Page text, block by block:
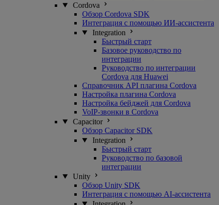
Cordova
Обзор Cordova SDK
Интеграция с помощью ИИ-ассистента
Integration
Быстрый старт
Базовое руководство по
интеграции
Руководство по интеграции
Cordova для Huawei
Справочник API плагина Cordova
Настройка плагина Cordova
Настройка бейджей для Cordova
VoIP-звонки в Cordova
Capacitor
Обзор Capacitor SDK
Integration
Быстрый старт
Руководство по базовой
интеграции
Unity
Обзор Unity SDK
Интеграция с помощью AI-ассистента